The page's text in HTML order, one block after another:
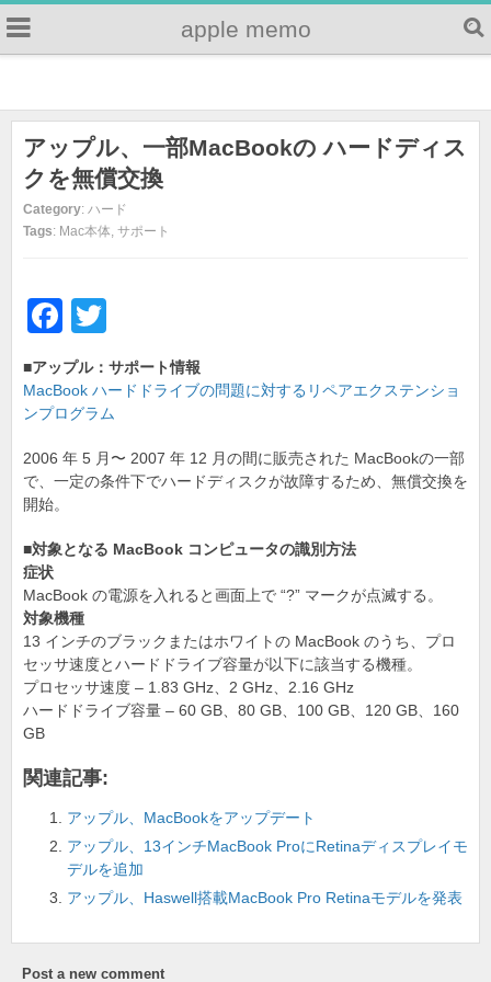
apple memo
アップル、一部MacBookの ハードディス
クを無償交換
Category: ハード
Tags: Mac本体, サポート
F
a
c
e
b
o
k
wi
tt
er
■アップル：サポート情報
MacBook ハードドライブの問題に対するリペアエクステンショ
ンプログラム
2006 年 5 月〜 2007 年 12 月の間に販売された MacBookの一部
で、一定の条件下でハードディスクが故障するため、無償交換を
開始。
■対象となる MacBook コンピュータの識別方法
症状
MacBook の電源を入れると画面上で “?” マークが点滅する。
対象機種
13 インチのブラックまたはホワイトの MacBook のうち、プロ
セッサ速度とハードドライブ容量が以下に該当する機種。
プロセッサ速度 – 1.83 GHz、2 GHz、2.16 GHz
ハードドライブ容量 – 60 GB、80 GB、100 GB、120 GB、160
GB
関連記事:
アップル、MacBookをアップデート
アップル、13インチMacBook ProにRetinaディスプレイモ
デルを追加
アップル、Haswell搭載MacBook Pro Retinaモデルを発表
Post a new comment